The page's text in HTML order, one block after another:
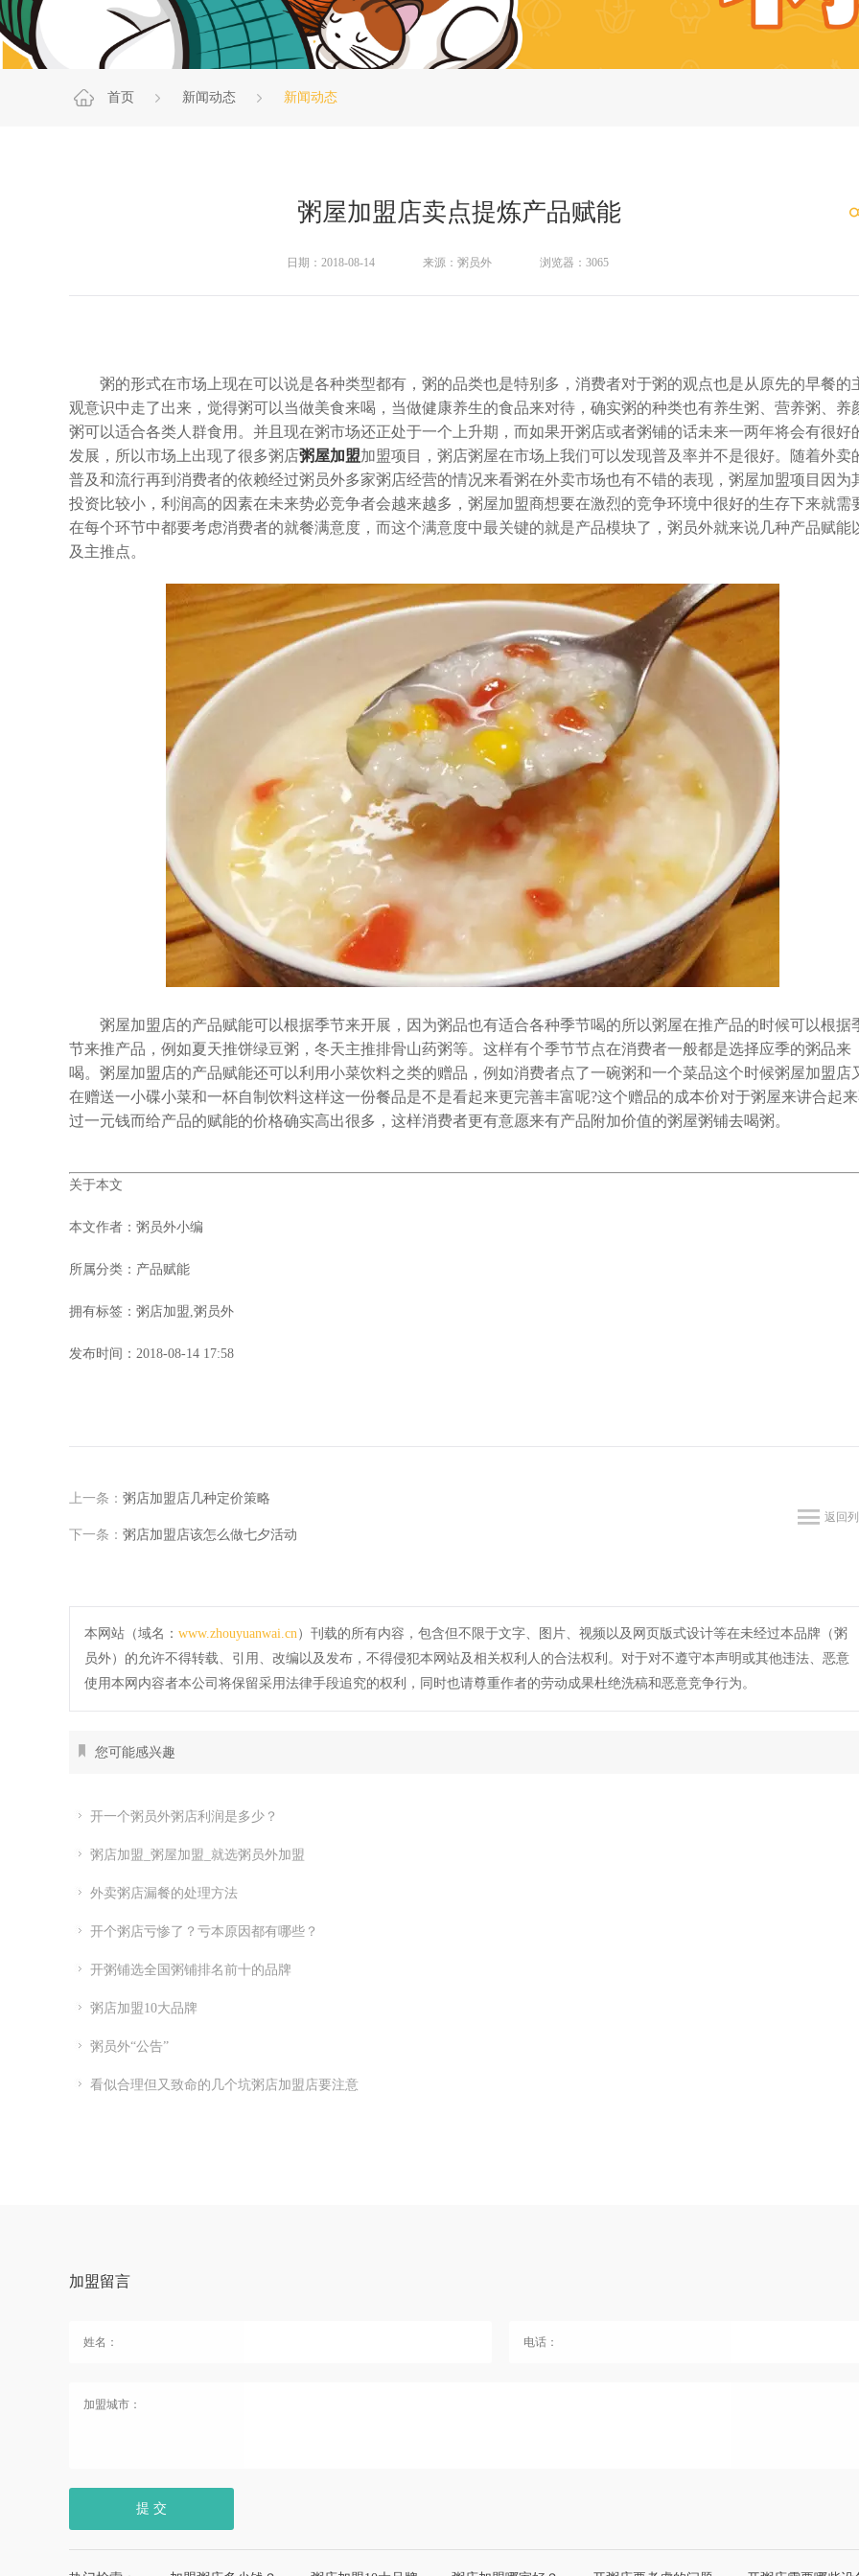
首页 新闻动态 新闻动态
粥屋加盟店卖点提炼产品赋能
日期：2018-08-14 来源：粥员外 浏览器：3065
粥的形式在市场上现在可以说是各种类型都有，粥的品类也是特别多，消费者对于粥的观点也是从原先的早餐的
观意识中走了出来，觉得粥可以当做美食来喝，当做健康养生的食品来对待，确实粥的种类也有养生粥、营养粥、养
粥可以适合各类人群食用。并且现在粥市场还正处于一个上升期，而如果开粥店或者粥铺的话未来一两年将会有很好
发展，所以市场上出现了很多粥店粥屋加盟加盟项目，粥店粥屋在市场上我们可以发现普及率并不是很好。随着外卖
普及和流行再到消费者的依赖经过粥员外多家粥店经营的情况来看粥在外卖市场也有不错的表现，粥屋加盟项目因为
投资比较小，利润高的因素在未来势必竞争者会越来越多，粥屋加盟商想要在激烈的竞争环境中很好的生存下来就需
在每个环节中都要考虑消费者的就餐满意度，而这个满意度中最关键的就是产品模块了，粥员外就来说几种产品赋能
及主推点。
粥屋加盟店的产品赋能可以根据季节来开展，因为粥品也有适合各种季节喝的所以粥屋在推产品的时候可以根据
节来推产品，例如夏天推饼绿豆粥，冬天主推排骨山药粥等。这样有个季节节点在消费者一般都是选择应季的粥品来
喝。 粥屋加盟 店的产品赋能还可以利用小菜饮料之类的赠品，例如消费者点了一碗粥和一个菜品这个时候粥屋加盟店
在赠送一小碟小菜和一杯自制饮料这样这一份餐品是不是看起来更完善丰富呢?这个赠品的成本价对于粥屋来讲合起
过一元钱而给产品的赋能的价格确实高出很多，这样消费者更有意愿来有产品附加价值的粥屋粥铺去喝粥。
关于本文
本文作者：粥员外小编
所属分类：产品赋能
拥有标签：粥店加盟,粥员外
发布时间： 2018-08-14 17:58
上一条： 粥店加盟店几种定价策略
下一条： 粥店加盟店该怎么做七夕活动
返回
本网站（域名： www.zhouyuanwai.cn）刊载的所有内容，包含但不限于文字、图片、视频以及网页版式设计等在未经过本品牌（粥
员外）的允许不得转载、引用、改编以及发布，不得侵犯本网站及相关权利人的合法权利。对于对不遵守本声明或其他违法、恶意
使用本网内容者本公司将保留采用法律手段追究的权利，同时也请尊重作者的劳动成果杜绝洗稿和恶意竞争行为。
您可能感兴趣
开一个粥员外粥店利润是多少？
粥店加盟_粥屋加盟_就选粥员外加盟
外卖粥店漏餐的处理方法
开个粥店亏惨了？亏本原因都有哪些？
开粥铺选全国粥铺排名前十的品牌
粥店加盟10大品牌
粥员外“公告”
看似合理但又致命的几个坑粥店加盟店要注意
加盟留言
提 交